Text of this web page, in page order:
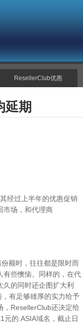
ResellerClub优惠
延期
经过上半年的优惠促销
市场，和代理商
额时，往往都是限时而
有些懊恼。同样的，在代
的同时还企图扩大利
有足够雄厚的实力给予
，ResellerClub还决定给
元的.ASIA域名，截止日